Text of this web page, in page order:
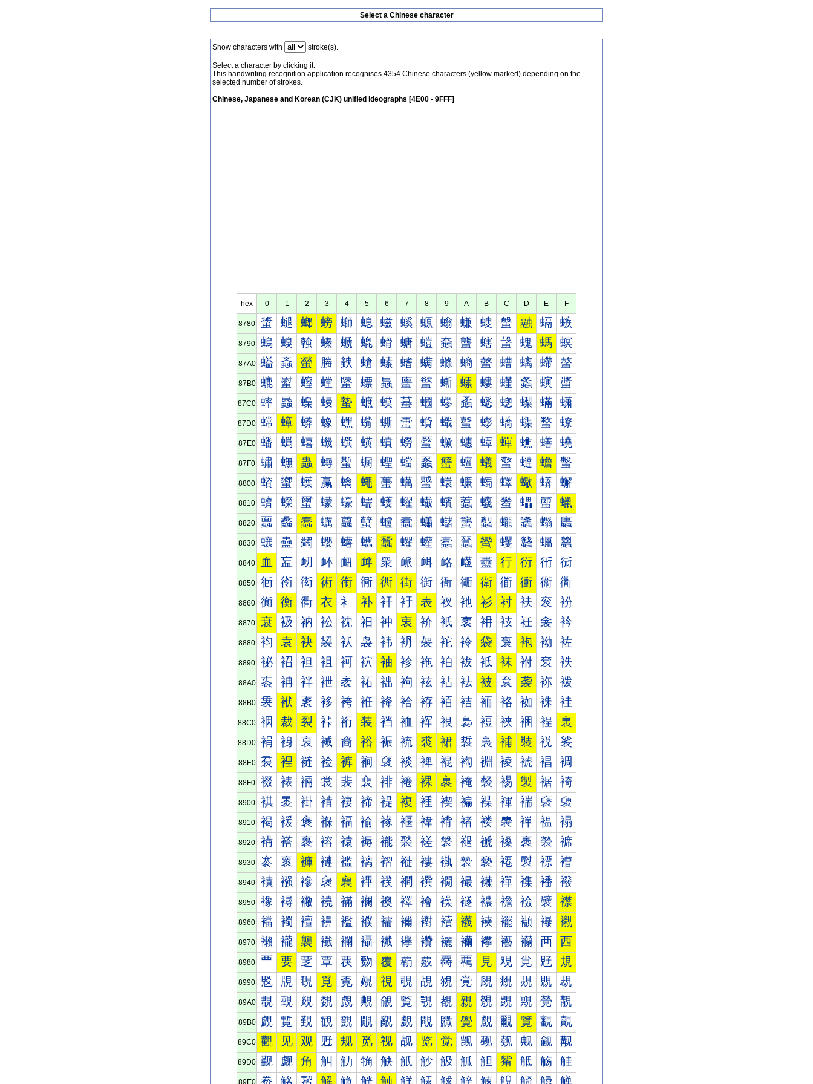
Select a Chinese character
Show characters with stroke(s).
Select a character by clicking it.
This handwriting recognition application recognises 4354 Chinese characters (yellow marked) depending on the
selected number of strokes.
Chinese, Japanese and Korean (CJK) unified ideographs [4E00 - 9FFF]
hex 0 1 2 3 4 5 6 7 8 9 A B C D E F
8780 螀 螁 螂 螃 螄 螅 螆 螇 螈 螉 螊 螋 螌 融 螎 螏
8790 螐 螑 螒 螓 螔 螕 螖 螗 螘 螙 螚 螛 螜 螝 螞 螟
87A0 螠 螡 螢 螣 螤 螥 螦 螧 螨 螩 螪 螫 螬 螭 螮 螯
87B0 螰 螱 螲 螳 螴 螵 螶 螷 螸 螹 螺 螻 螼 螽 螾 螿
87C0 蟀 蟁 蟂 蟃 蟄 蟅 蟆 蟇 蟈 蟉 蟊 蟋 蟌 蟍 蟎 蟏
87D0 蟐 蟑 蟒 蟓 蟔 蟕 蟖 蟗 蟘 蟙 蟚 蟛 蟜 蟝 蟞 蟟
87E0 蟠 蟡 蟢 蟣 蟤 蟥 蟦 蟧 蟨 蟩 蟪 蟫 蟬 蟭 蟮 蟯
87F0 蟰 蟱 蟲 蟳 蟴 蟵 蟶 蟷 蟸 蟹 蟺 蟻 蟼 蟽 蟾 蟿
8800 蠀 蠁 蠂 蠃 蠄 蠅 蠆 蠇 蠈 蠉 蠊 蠋 蠌 蠍 蠎 蠏
8810 蠐 蠑 蠒 蠓 蠔 蠕 蠖 蠗 蠘 蠙 蠚 蠛 蠜 蠝 蠞 蠟
8820 蠠 蠡 蠢 蠣 蠤 蠥 蠦 蠧 蠨 蠩 蠪 蠫 蠬 蠭 蠮 蠯
8830 蠰 蠱 蠲 蠳 蠴 蠵 蠶 蠷 蠸 蠹 蠺 蠻 蠼 蠽 蠾 蠿
8840 血 衁 衂 衃 衄 衅 衆 衇 衈 衉 衊 衋 行 衍 衎 衏
8850 衐 衑 衒 術 衔 衕 衖 街 衘 衙 衚 衛 衜 衝 衞 衟
8860 衠 衡 衢 衣 衤 补 衦 衧 表 衩 衪 衫 衬 衭 衮 衯
8870 衰 衱 衲 衳 衴 衵 衶 衷 衸 衹 衺 衻 衼 衽 衾 衿
8880 袀 袁 袂 袃 袄 袅 袆 袇 袈 袉 袊 袋 袌 袍 袎 袏
8890 袐 袑 袒 袓 袔 袕 袖 袗 袘 袙 袚 袛 袜 袝 袞 袟
88A0 袠 袡 袢 袣 袤 袥 袦 袧 袨 袩 袪 被 袬 袭 袮 袯
88B0 袰 袱 袲 袳 袴 袵 袶 袷 袸 袹 袺 袻 袼 袽 袾 袿
88C0 裀 裁 裂 裃 裄 装 裆 裇 裈 裉 裊 裋 裌 裍 裎 裏
88D0 裐 裑 裒 裓 裔 裕 裖 裗 裘 裙 裚 裛 補 裝 裞 裟
88E0 裠 裡 裢 裣 裤 裥 裦 裧 裨 裩 裪 裫 裬 裭 裮 裯
88F0 裰 裱 裲 裳 裴 裵 裶 裷 裸 裹 裺 裻 裼 製 裾 裿
8900 褀 褁 褂 褃 褄 褅 褆 複 褈 褉 褊 褋 褌 褍 褎 褏
8910 褐 褑 褒 褓 褔 褕 褖 褗 褘 褙 褚 褛 褜 褝 褞 褟
8920 褠 褡 褢 褣 褤 褥 褦 褧 褨 褩 褪 褫 褬 褭 褮 褯
8930 褰 褱 褲 褳 褴 褵 褶 褷 褸 褹 褺 褻 褼 褽 褾 褿
8940 襀 襁 襂 襃 襄 襅 襆 襇 襈 襉 襊 襋 襌 襍 襎 襏
8950 襐 襑 襒 襓 襔 襕 襖 襗 襘 襙 襚 襛 襜 襝 襞 襟
8960 襠 襡 襢 襣 襤 襥 襦 襧 襨 襩 襪 襫 襬 襭 襮 襯
8970 襰 襱 襲 襳 襴 襵 襶 襷 襸 襹 襺 襻 襼 襽 襾 西
8980 覀 要 覂 覃 覄 覅 覆 覇 覈 覉 覊 見 覌 覍 覎 規
8990 覐 覑 覒 覓 覔 覕 視 覗 覘 覙 覚 覛 覜 覝 覞 覟
89A0 覠 覡 覢 覣 覤 覥 覦 覧 覨 覩 親 覫 覬 覭 覮 覯
89B0 覰 覱 覲 観 覴 覵 覶 覷 覸 覹 覺 覻 覼 覽 覾 覿
89C0 觀 见 观 觃 规 觅 视 觇 览 觉 觊 觋 觌 觍 觎 觏
89D0 觐 觑 角 觓 觔 觕 觖 觗 觘 觙 觚 觛 觜 觝 觞 觟
89E0 觠 觡 觢 解 觤 觥 触 觧 觨 觩 觪 觫 觬 觭 觮 觯